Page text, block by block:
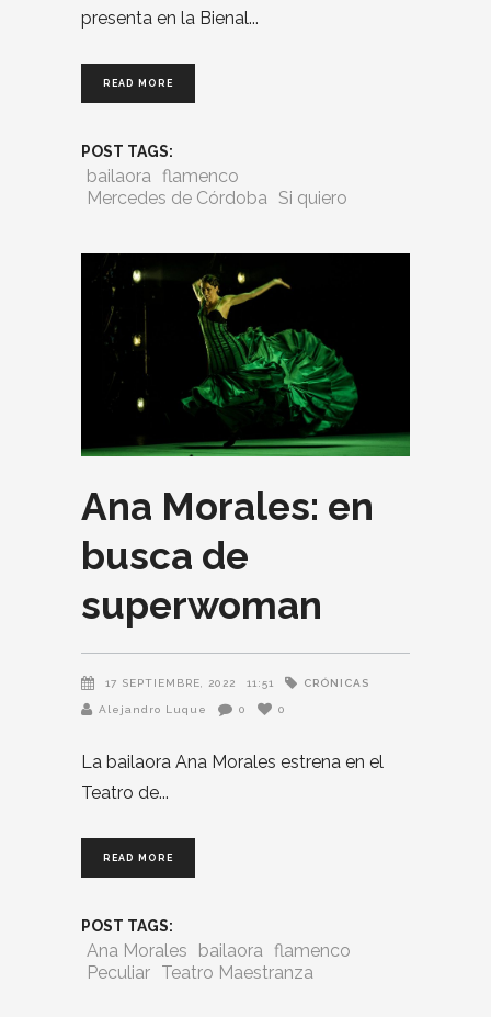
presenta en la Bienal
READ MORE
POST TAGS:
bailaora flamenco
Mercedes de Córdoba Si quiero
Ana Morales: en
busca de
superwoman
17 SEPTIEMBRE, 2022 11:51 CRÓNICAS
Alejandro Luque 0 0
La bailaora Ana Morales estrena en el
Teatro de
READ MORE
POST TAGS:
Ana Morales bailaora flamenco
Peculiar Teatro Maestranza